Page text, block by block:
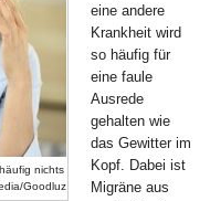
nichts
Goodluz
eine andere
Krankheit wird
so häufig für
eine faule
Ausrede
gehalten wie
das Gewitter im
Kopf. Dabei ist
Migräne aus